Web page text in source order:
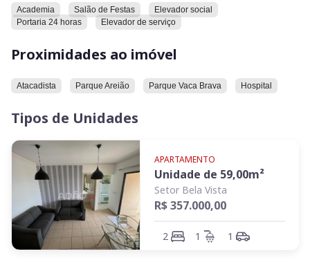
O condomínio possui taxa de R$ 450,00 e oferece uma
completa estrutura de lazer e segurança, com portaria 24
às avenidas 4ª Radial e T-63, além de estar próximo a uma
ampla rede de comércios, serviços, escolas e opções de lazer
Valor do investimento: R$ 357.000,00
Academia Salão de Festas
Elevador social
Portaria 24 horas
Elevador de serviço
Proximidades ao imóvel
Atacadista Parque Areião Parque Vaca Brava Hospital
Tipos de Unidades
APARTAMENTO
Unidade de 59,00m²
Setor Bela Vista
R$ 357.000,00
2 1 1